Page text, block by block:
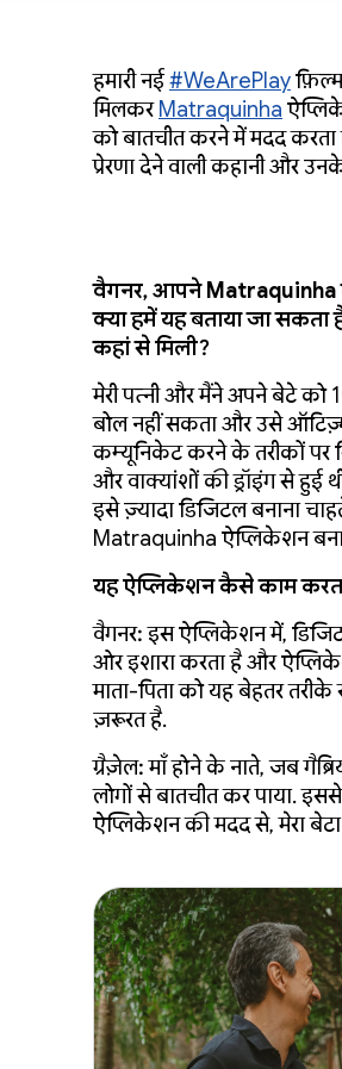
हमारी नई#WeArePlay
मिलकर Matraquinha
को बातचीत करने में मदद
प्रेरणा देने वाली कहानी और
वैगनर, आपने Matraquinha
क्या हमें यह बताया जा
कहां से मिली?
मेरी पत्नी और मैंने अपने बेटे को
बोल नहीं सकता और उसे
कम्यूनिकेट करने के तरीकों पर
और वाक्यांशों की ड्रॉइंग से
इसे ज़्यादा डिजिटल बनाना
Matraquinha ऐप्लिकेशन
यह ऐप्लिकेशन कैसे काम
वैगनर:इस ऐप्लिकेशन में,
ओर इशारा करता है और
माता-पिता को यह बेहतर
ज़रूरत है.
ग्रैज़ेल:माँ होने के नाते, जब
लोगों से बातचीत कर पाया.
ऐप्लिकेशन की मदद से, मेरा